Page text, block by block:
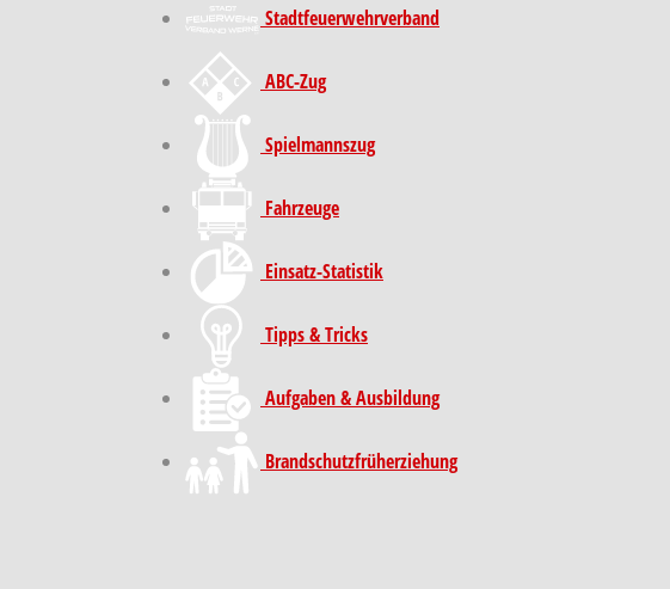
Stadt­feuer­wehr­verband
ABC-Zug
Spielmannszug
Fahrzeuge
Einsatz-Statistik
Tipps & Tricks
Aufgaben & Ausbildung
Brand­schutz­früh­erziehung